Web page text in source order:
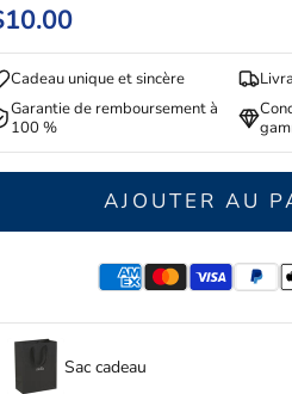
Cadeau unique et sincère
Garantie de remboursement à
100 %
AJOUTER AU
Sac cadeau